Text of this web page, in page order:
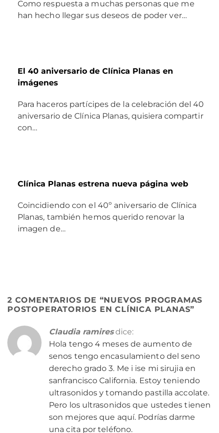
Como respuesta a muchas personas que me
han hecho llegar sus deseos de poder ver…
El 40 aniversario de Clínica Planas en
imágenes
Para haceros partícipes de la celebración del 40
aniversario de Clínica Planas, quisiera compartir
con…
Clínica Planas estrena nueva página web
Coincidiendo con el 40º aniversario de Clínica
Planas, también hemos querido renovar la
imagen de…
2 COMENTARIOS DE “NUEVOS PROGRAMAS
POSTOPERATORIOS EN CLÍNICA PLANAS”
Claudia ramires dice:
Hola tengo 4 meses de aumento de
senos tengo encasulamiento del seno
derecho grado 3. Me i ise mi sirujia en
sanfrancisco California. Estoy teniendo
ultrasonidos y tomando pastilla accolate.
Pero los ultrasonidos que ustedes tienen
son mejores que aquí. Podrías darme
una cita por teléfono.